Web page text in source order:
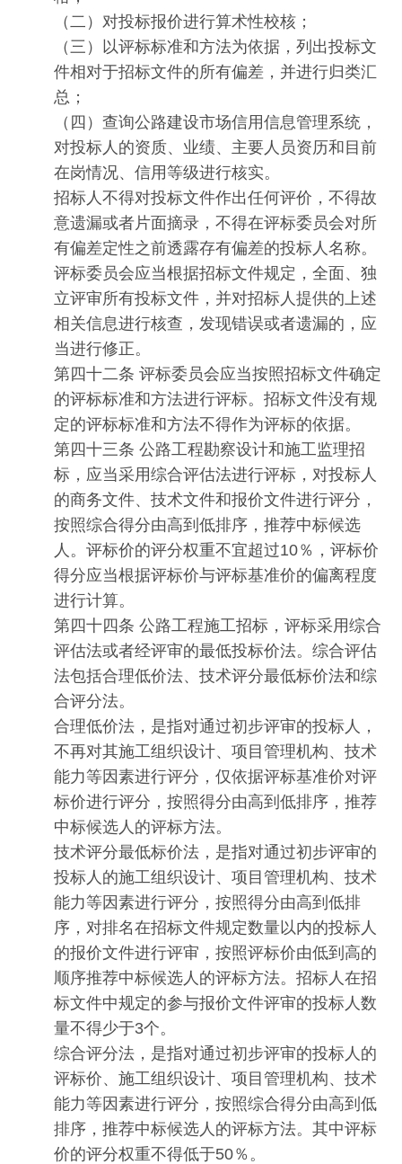
（二）对投标报价进行算术性校核；
（三）以评标标准和方法为依据，列出投标文
件相对于招标文件的所有偏差，并进行归类汇
总；
（四）查询公路建设市场信用信息管理系统，
对投标人的资质、业绩、主要人员资历和目前
在岗情况、信用等级进行核实。
招标人不得对投标文件作出任何评价，不得故
意遗漏或者片面摘录，不得在评标委员会对所
有偏差定性之前透露存有偏差的投标人名称。
评标委员会应当根据招标文件规定，全面、独
立评审所有投标文件，并对招标人提供的上述
相关信息进行核查，发现错误或者遗漏的，应
当进行修正。
第四十二条 评标委员会应当按照招标文件确定
的评标标准和方法进行评标。招标文件没有规
定的评标标准和方法不得作为评标的依据。
第四十三条 公路工程勘察设计和施工监理招
标，应当采用综合评估法进行评标，对投标人
的商务文件、技术文件和报价文件进行评分，
按照综合得分由高到低排序，推荐中标候选
人。评标价的评分权重不宜超过10％，评标价
得分应当根据评标价与评标基准价的偏离程度
进行计算。
第四十四条 公路工程施工招标，评标采用综合
评估法或者经评审的最低投标价法。综合评估
法包括合理低价法、技术评分最低标价法和综
合评分法。
合理低价法，是指对通过初步评审的投标人，
不再对其施工组织设计、项目管理机构、技术
能力等因素进行评分，仅依据评标基准价对评
标价进行评分，按照得分由高到低排序，推荐
中标候选人的评标方法。
技术评分最低标价法，是指对通过初步评审的
投标人的施工组织设计、项目管理机构、技术
能力等因素进行评分，按照得分由高到低排
序，对排名在招标文件规定数量以内的投标人
的报价文件进行评审，按照评标价由低到高的
顺序推荐中标候选人的评标方法。招标人在招
标文件中规定的参与报价文件评审的投标人数
量不得少于3个。
综合评分法，是指对通过初步评审的投标人的
评标价、施工组织设计、项目管理机构、技术
能力等因素进行评分，按照综合得分由高到低
排序，推荐中标候选人的评标方法。其中评标
价的评分权重不得低于50％。